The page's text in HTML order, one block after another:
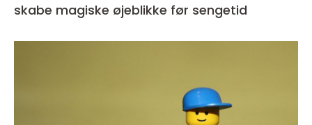
skabe magiske øjeblikke før sengetid